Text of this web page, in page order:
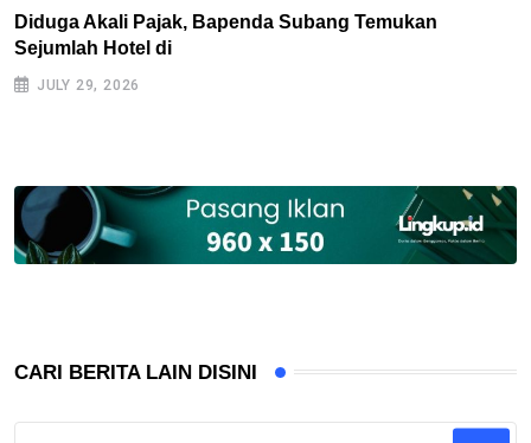
Diduga Akali Pajak, Bapenda Subang Temukan
Sejumlah Hotel di
JULY 29, 2026
CARI BERITA LAIN DISINI